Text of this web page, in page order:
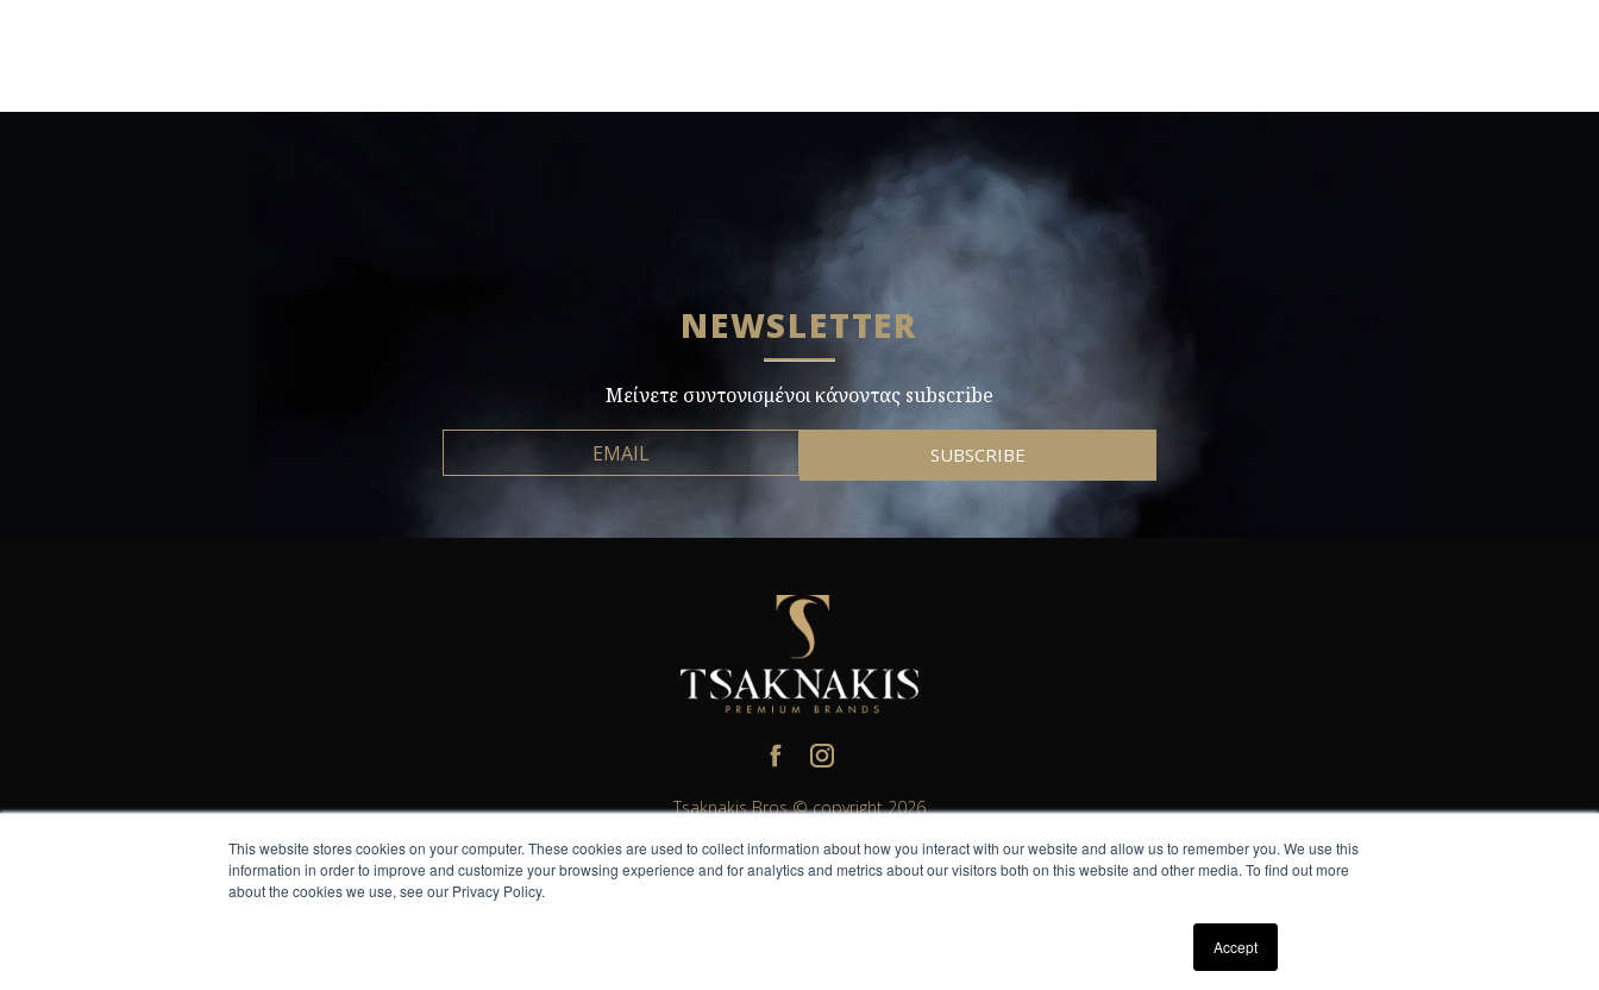
This website stores cookies on your computer. These cookies are used to collect information about how you interact with our website and allow us to remember you. We use this
information in order to improve and customize your browsing experience and for analytics and metrics about our visitors both on this website and other media. To find out more
about the cookies we use, see our Privacy Policy.
Accept
NEWSLETTER
Μείνετε συντονισμένοι κάνοντας subscribe
Tsaknakis Bros © copyright 2026
All rights reserved. All other trademarks and trade names are properties of their respective owners.
Please do not share or forward with anyone under the legal drinking age.